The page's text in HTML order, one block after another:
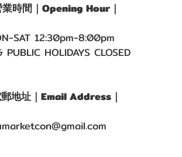
業時間｜Opening Hour｜
SAT 12:30pm-8:00pm
PUBLIC HOLIDAYS CLOSED
郵地址｜Email Address｜